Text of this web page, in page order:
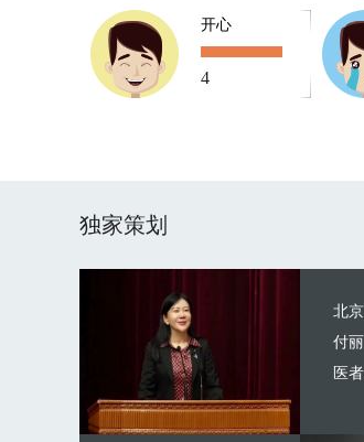
开心
4
独家策划
北
付
医